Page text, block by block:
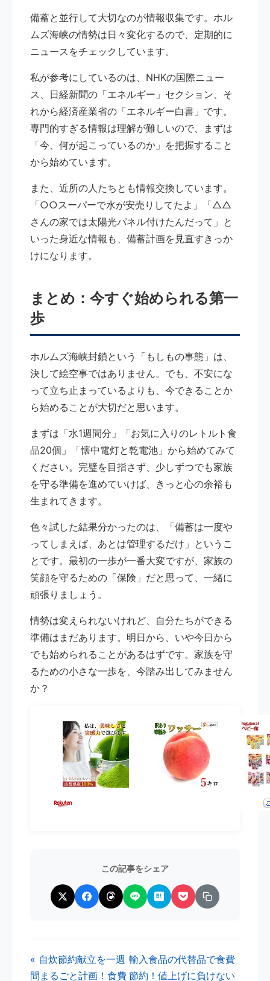
備蓄と並行して大切なのが情報収集です。ホル
ムズ海峡の情勢は日々変化するので、定期的に
ニュースをチェックしています。
私が参考にしているのは、NHKの国際ニュー
ス、日経新聞の「エネルギー」セクション、そ
れから経済産業省の「エネルギー白書」です。
専門的すぎる情報は理解が難しいので、まずは
「今、何が起こっているのか」を把握すること
から始めています。
また、近所の人たちとも情報交換しています。
「○○スーパーで水が安売りしてたよ」「△△
さんの家では太陽光パネル付けたんだって」と
いった身近な情報も、備蓄計画を見直すきっか
けになります。
まとめ：今すぐ始められる第一
歩
ホルムズ海峡封鎖という「もしもの事態」は、
決して絵空事ではありません。でも、不安にな
って立ち止まっているよりも、今できることか
ら始めることが大切だと思います。
まずは「水1週間分」「お気に入りのレトルト食
品20個」「懐中電灯と乾電池」から始めてみて
ください。完璧を目指さず、少しずつでも家族
を守る準備を進めていけば、きっと心の余裕も
生まれてきます。
色々試した結果分かったのは、「備蓄は一度や
ってしまえば、あとは管理するだけ」というこ
とです。最初の一歩が一番大変ですが、家族の
笑顔を守るための「保険」だと思って、一緒に
頑張りましょう。
情勢は変えられないけれど、自分たちができる
準備はまだあります。明日から、いや今日から
でも始められることがあるはずです。家族を守
るための小さな一歩を、今踏み出してみません
か？
この記事をシェア
« 自炊節約献立を一週
間まるごと計画！食費
輸入食品の代替品で食費
節約！値上げに負けない